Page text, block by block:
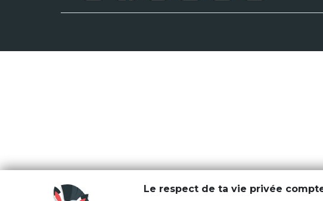
Le respect de ta vie privée